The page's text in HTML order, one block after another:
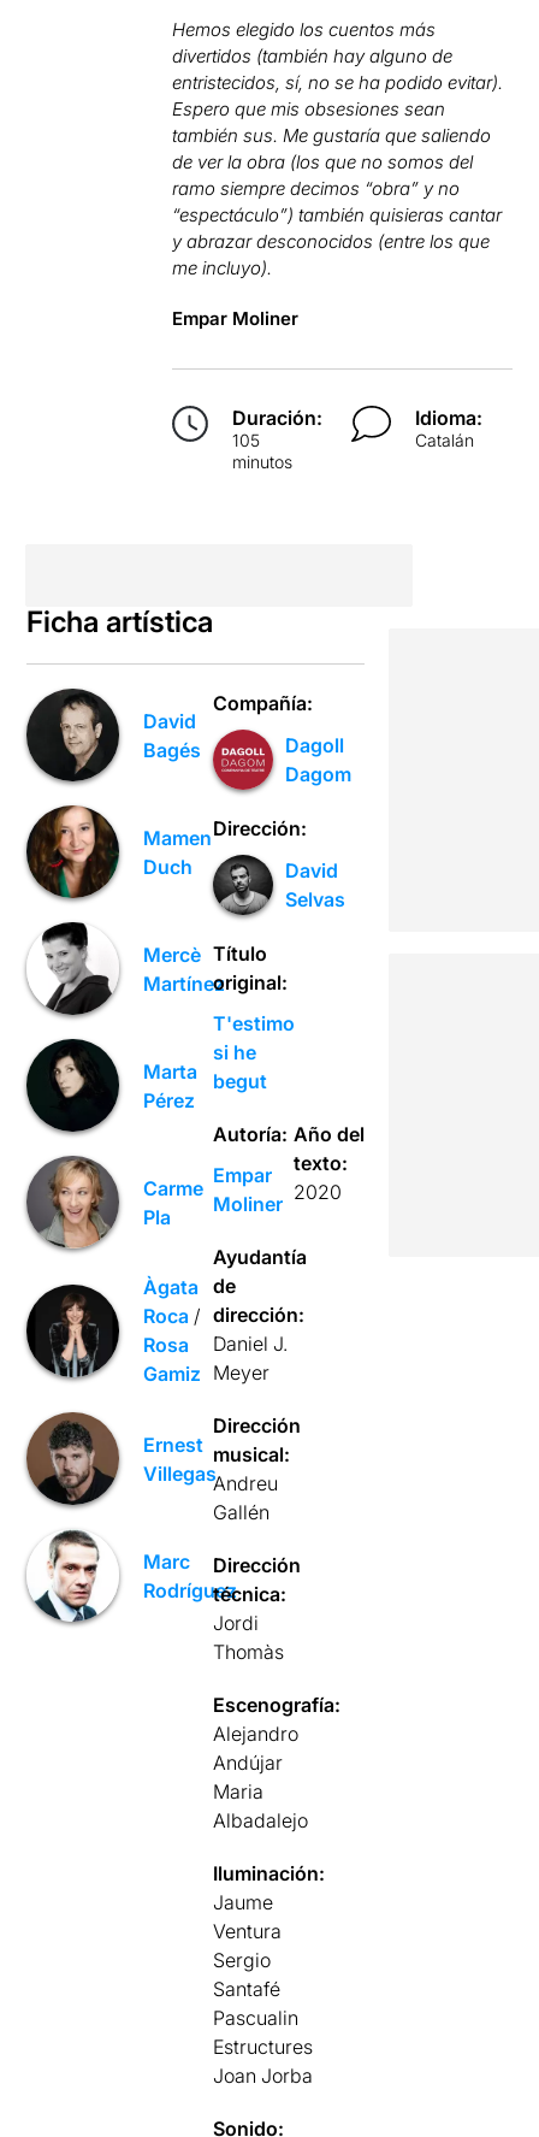
Hemos elegido los cuentos más
divertidos (también hay alguno de
entristecidos, sí, no se ha podido evitar).
Espero que mis obsesiones sean
también sus. Me gustaría que saliendo
de ver la obra (los que no somos del
ramo siempre decimos “obra” y no
“espectáculo”) también quisieras cantar
y abrazar desconocidos (entre los que
me incluyo).
Empar Moliner
Duración:
105
minutos
Idioma:
Catalán
Ficha artística
David
Bagés
Mamen
Duch
Mercè
Martínez
Marta
Pérez
Carme
Pla
Àgata
Roca /
Rosa
Gamiz
Ernest
Villegas
Marc
Rodríguez
Compañía:
Dagoll
Dagom
Dirección:
David
Selvas
Título
original:
T'estimo
si he
begut
Autoría:
Empar
Moliner
Año del
texto:
2020
Ayudantía
de
dirección:
Daniel J.
Meyer
Dirección
musical:
Andreu
Gallén
Dirección
técnica:
Jordi
Thomàs
Escenografía:
Alejandro
Andújar
Maria
Albadalejo
Iluminación:
Jaume
Ventura
Sergio
Santafé
Pascualin
Estructures
Joan Jorba
Sonido: